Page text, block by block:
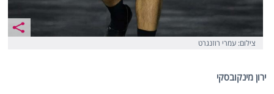
צילום: עמרי רוזנגרט
ירון מינקובסקי